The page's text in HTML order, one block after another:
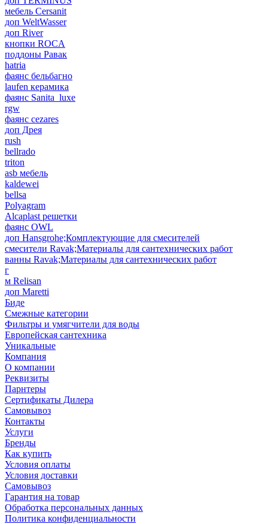
мебель Cersanit
доп WeltWasser
доп River
кнопки ROCA
поддоны Равак
hatria
фаянс бельбагно
laufen керамика
фаянс Sanita_luxe
rgw
фаянс cezares
доп Дрея
rush
bellrado
triton
asb мебель
kaldewei
bellsa
Polyagram
Alcaplast решетки
фаянс OWL
доп Hansgrohe;Комплектующие для смесителей
смесители Ravak;Материалы для сантехнических работ
ванны Ravak;Материалы для сантехнических работ
г
м Relisan
доп Maretti
Биде
Смежные категории
Фильтры и умягчители для воды
Европейская сантехника
Уникальные
Компания
О компании
Реквизиты
Парнтеры
Сертификаты Дилера
Самовывоз
Контакты
Услуги
Бренды
Как купить
Условия оплаты
Условия доставки
Самовывоз
Гарантия на товар
Обработка персональных данных
Политика конфиденциальности